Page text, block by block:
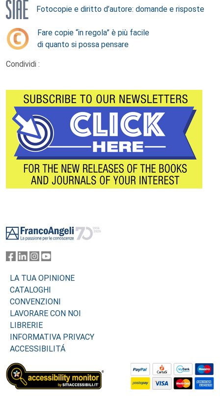
Fotocopie e diritto d’autore: domande e risposte
Fare copie “in regola” è più facile
di quanto si possa pensare
Condividi :
LA TUA OPINIONE
CATALOGHI
CONVENZIONI
LAVORARE CON NOI
LIBRERIE
INFORMATIVA PRIVACY
ACCESSIBILITÁ